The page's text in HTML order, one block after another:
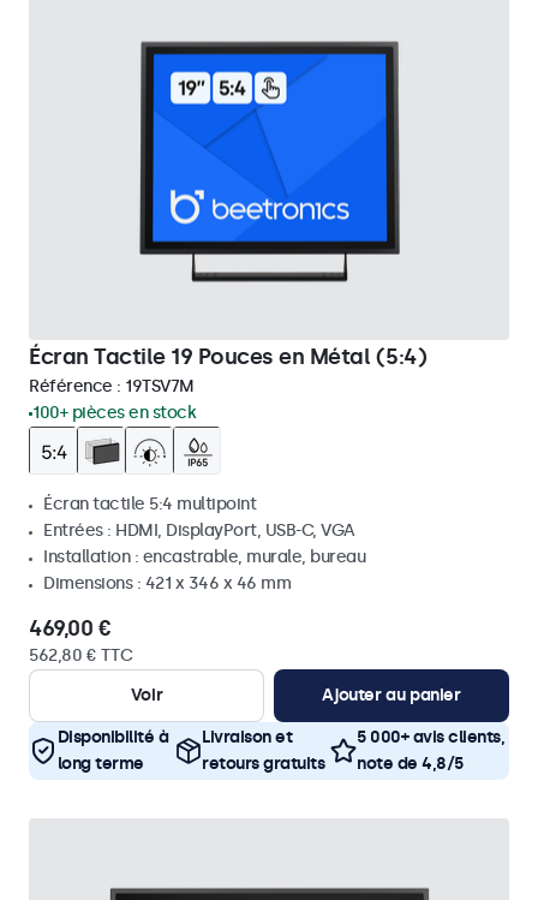
Écran Tactile 19 Pouces en Métal (5:4)
Référence : 19TSV7M
100+ pièces en stock
Écran tactile 5:4 multipoint
Entrées : HDMI, DisplayPort, USB-C, VGA
Installation : encastrable, murale, bureau
Dimensions : 421 x 346 x 46 mm
469,00 €
562,80 € TTC
Voir
Ajouter au panier
Disponibilité à
long terme
Livraison et
retours gratuits
5 000+ avis clients,
note de 4,8/5